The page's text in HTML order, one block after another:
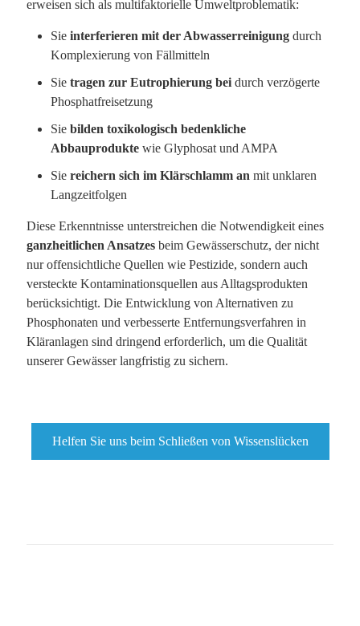
erweisen sich als multifaktorielle Umweltproblematik:
Sie interferieren mit der Abwasserreinigung durch
Komplexierung von Fällmitteln
Sie tragen zur Eutrophierung bei durch verzögerte
Phosphatfreisetzung
Sie bilden toxikologisch bedenkliche
Abbauprodukte wie Glyphosat und AMPA
Sie reichern sich im Klärschlamm an mit unklaren
Langzeitfolgen
Diese Erkenntnisse unterstreichen die Notwendigkeit eines
ganzheitlichen Ansatzes beim Gewässerschutz, der nicht
nur offensichtliche Quellen wie Pestizide, sondern auch
versteckte Kontaminationsquellen aus Alltagsprodukten
berücksichtigt. Die Entwicklung von Alternativen zu
Phosphonaten und verbesserte Entfernungsverfahren in
Kläranlagen sind dringend erforderlich, um die Qualität
unserer Gewässer langfristig zu sichern.
Helfen Sie uns beim Schließen von Wissenslücken